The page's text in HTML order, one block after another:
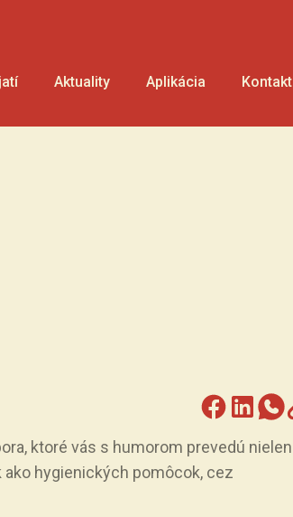
Aktuality Aplikácia Kontakt
ktoré vás s humorom prevedú nielen
hygienických pomôcok, cez